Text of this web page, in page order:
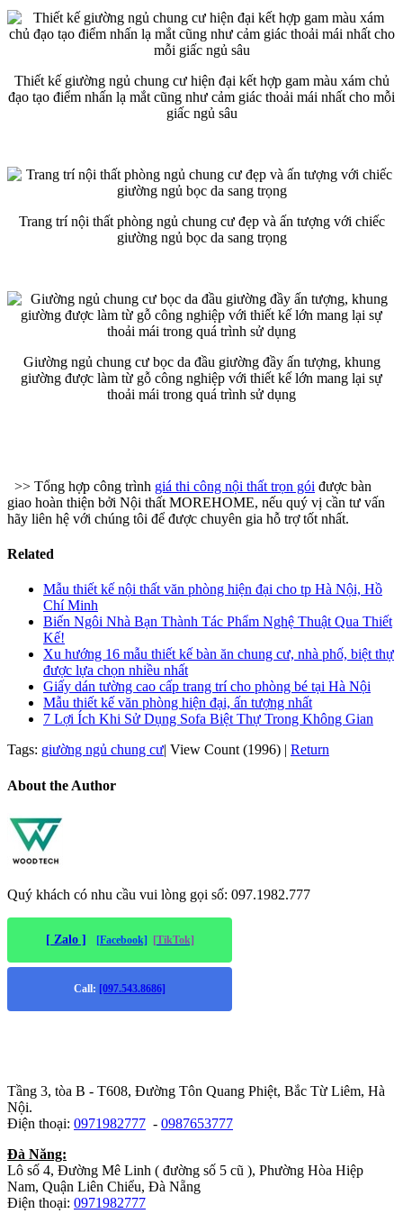
Thiết kế giường ngủ chung cư hiện đại kết hợp gam màu xám chủ
đạo tạo điểm nhấn lạ mắt cũng như cảm giác thoải mái nhất cho mỗi
giấc ngủ sâu
Trang trí nội thất phòng ngủ chung cư đẹp và ấn tượng với chiếc
giường ngủ bọc da sang trọng
Giường ngủ chung cư bọc da đầu giường đầy ấn tượng, khung
giường được làm từ gỗ công nghiệp với thiết kế lớn mang lại sự
thoải mái trong quá trình sử dụng
>> Tổng hợp công trình giá thi công nội thất trọn gói được bàn
giao hoàn thiện bởi Nội thất MOREHOME, nếu quý vị cần tư vấn
hãy liên hệ với chúng tôi để được chuyên gia hỗ trợ tốt nhất.
Related
Mẫu thiết kế nội thất văn phòng hiện đại cho tp Hà Nội, Hồ
Chí Minh
Biến Ngôi Nhà Bạn Thành Tác Phẩm Nghệ Thuật Qua Thiết
Kế!
Xu hướng 16 mẫu thiết kế bàn ăn chung cư, nhà phố, biệt thự
được lựa chọn nhiều nhất
Giấy dán tường cao cấp trang trí cho phòng bé tại Hà Nội
Mẫu thiết kế văn phòng hiện đại, ấn tượng nhất
7 Lợi Ích Khi Sử Dụng Sofa Biệt Thự Trong Không Gian
Tags: giường ngủ chung cư| View Count (1996) | Return
About the Author
Quý khách có nhu cầu vui lòng gọi số: 097.1982.777
[ Zalo ] [Facebook] [TikTok]
Call: [097.543.8686]
Tầng 3, tòa B - T608, Đường Tôn Quang Phiệt, Bắc Từ Liêm, Hà
Nội.
Điện thoại: 0971982777 - 0987653777
Đà Năng:
Lô số 4, Đường Mê Linh ( đường số 5 cũ ), Phường Hòa Hiệp
Nam, Quận Liên Chiểu, Đà Nẵng
Điện thoại: 0971982777